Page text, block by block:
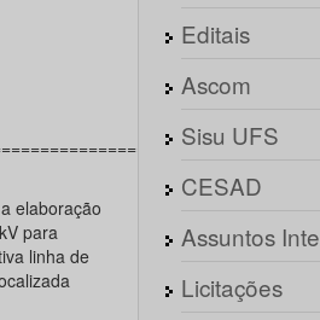
elaboração
para
linha de
Editais
Ascom
Sisu UFS
CESAD
Assuntos
Licitações